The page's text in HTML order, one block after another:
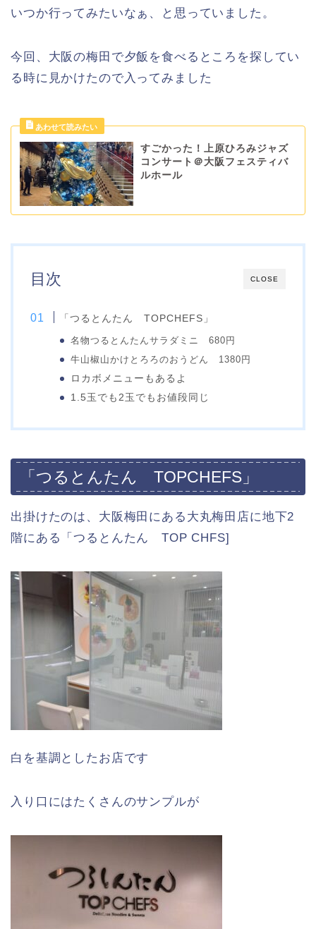
いつか行ってみたいなぁ、と思っていました。
今回、大阪の梅田で夕飯を食べるところを探してい
る時に見かけたので入ってみました
すごかった！上原ひろみジャズ
コンサート＠大阪フェスティバ
ルホール
CLOSE
目次
「つるとんたん TOPCHEFS」
名物つるとんたんサラダミニ 680円
牛山椒山かけとろろのおうどん 1380円
ロカボメニューもあるよ
1.5玉でも2玉でもお値段同じ
「つるとんたん TOPCHEFS」
出掛けたのは、大阪梅田にある大丸梅田店に地下2
階にある「つるとんたん TOP CHFS]
白を基調としたお店です
入り口にはたくさんのサンプルが